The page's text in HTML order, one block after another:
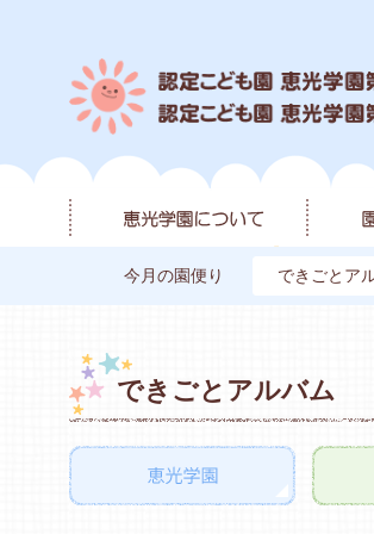
今月の園便り できごとア
できごとアルバム